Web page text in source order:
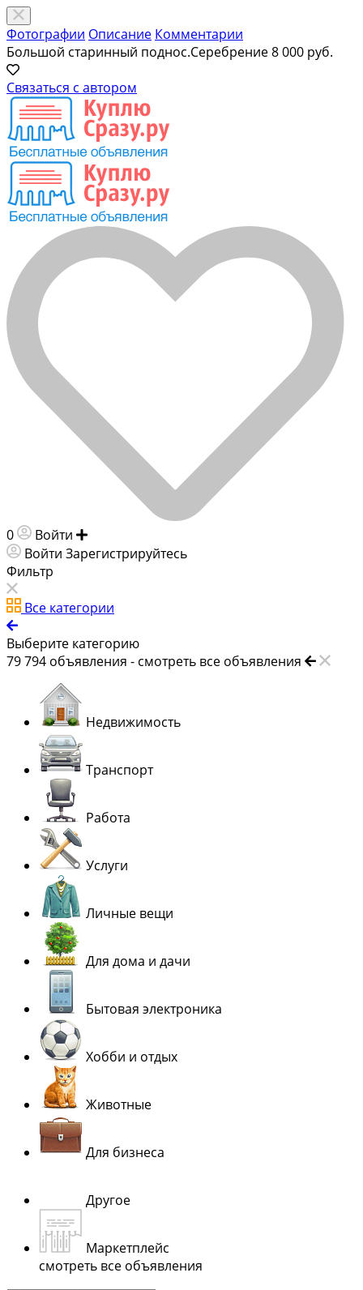
Фотографии Описание Комментарии
Большой старинный поднос.Серебрение8 000 руб.
Связаться с автором
0 Войти
Войти Зарегистрируйтесь
Фильтр
Все категории
Выберите категорию
79 794 объявления - смотреть все объявления
Недвижимость
Транспорт
Работа
Услуги
Личные вещи
Для дома и дачи
Бытовая электроника
Хобби и отдых
Животные
Для бизнеса
Другое
Маркетплейс
смотреть все объявления